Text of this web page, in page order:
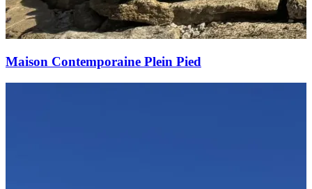
Maison Contemporaine Plein Pied